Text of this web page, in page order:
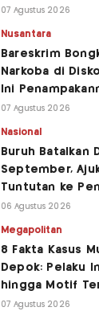
07 Agustus 2026
Nusantara
Bareskrim
Narkoba di
Ini
07 Agustus 2026
Nasional
Buruh Batalkan
September,
Tuntutan ke
06 Agustus 2026
Megapolitan
8 Fakta Kasus
Depok: Pelaku
hingga Motif
07 Agustus 2026